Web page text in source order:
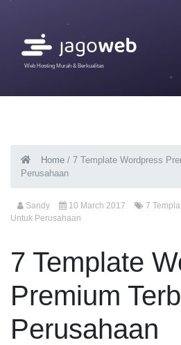
Web Hosting Murah & Berkualitas
Home / 7 Template Wordpress
Perusahaan
Sandy 10 March 2017
7
Untuk Perusahaan
7 Template
Premium
Perusahaan